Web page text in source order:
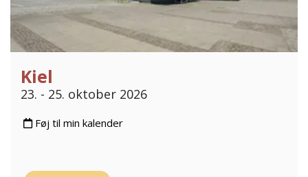
Kiel
23. - 25. oktober 2026
Føj til min kalender